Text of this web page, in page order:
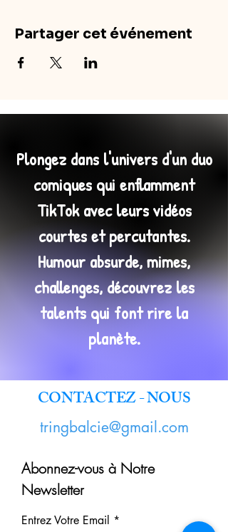
Partager cet événement
Plongez dans l'univers d'un duo
comiques qui enflamment
TikTok avec leurs vidéos
courtes et percutantes.
Humour absurde, mimes,
challenges, découvrez les
talents qui font rire la
planète.
CONTACTEZ - NOUS
tringbalcie@gmail.com
Abonnez-vous à Notre
Newsletter
Entrez Votre Email